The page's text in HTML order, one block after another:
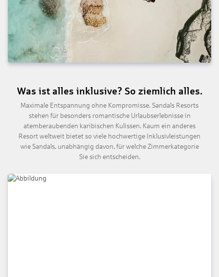
Was ist alles inklusive? So ziemlich alles.
Maximale Entspannung ohne Kompromisse. Sandals Resorts
stehen für besonders romantische Urlaubserlebnisse in
atemberaubenden karibischen Kulissen. Kaum ein anderes
Resort weltweit bietet so viele hochwertige Inklusivleistungen
wie Sandals, unabhängig davon, für welche Zimmerkategorie
Sie sich entscheiden.